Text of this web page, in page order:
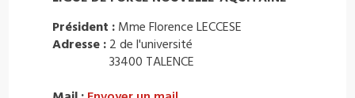
Président : Mme Florence LECCESE
Adresse : 2 de l'université
33400 TALENCE